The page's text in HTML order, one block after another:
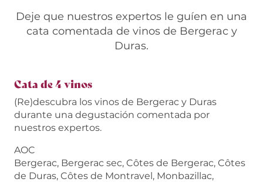
Deje que nuestros expertos le guíen en una
cata comentada de vinos de Bergerac y
Duras.
Cata de 4 vinos
(Re)descubra los vinos de Bergerac y Duras
durante una degustación comentada por
nuestros expertos.
AOC
Bergerac, Bergerac sec, Côtes de Bergerac, Côtes
de Duras, Côtes de Montravel, Monbazillac,